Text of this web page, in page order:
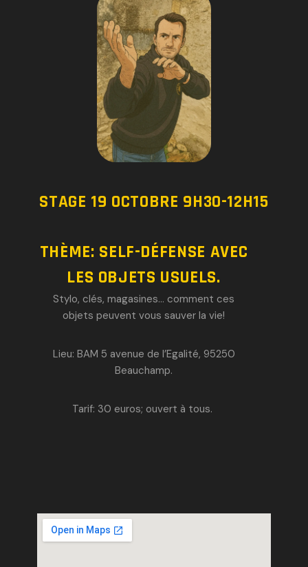
STAGE 19 OCTOBRE 9H30-12H15
THÈME: SELF-DÉFENSE AVEC
LES OBJETS USUELS.
Stylo, clés, magasines… comment ces
objets peuvent vous sauver la vie!
Lieu: BAM 5 avenue de l’Egalité, 95250
Beauchamp.
Tarif: 30 euros; ouvert à tous.